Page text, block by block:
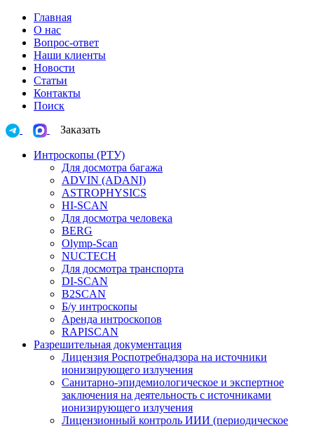
Главная
О нас
Вопрос-ответ
Наши клиенты
Новости
Статьи
Контакты
Поиск
Заказать
Интроскопы (РТУ)
Для досмотра багажа
ADVIN (ADANI)
ASTROPHYSICS
HI-SCAN
Для досмотра человека
BERG
Olymp-Scan
NUCTECH
Для досмотра транспорта
DI-SCAN
B2SCAN
Б/у интроскопы
Аренда интроскопов
RAPISCAN
Разрешительная документация
Лицензия Роспотребнадзора на источники
ионизирующего излучения
Санитарно-эпидемиологическое и экспертное
заключения на деятельность с источниками
ионизирующего излучения
Лицензионный контроль ИИИ (периодическое